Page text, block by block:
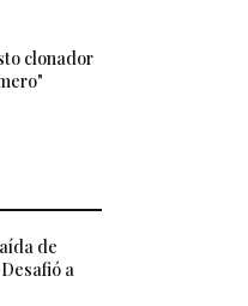
clonador
de
a